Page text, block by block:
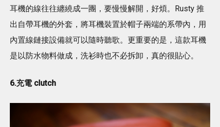
耳機的線往往纏繞成一團，要慢慢解開，好煩。Rusty 推
出自帶耳機的外套，將耳機裝置於帽子兩端的系帶內，用
內置線鏈接設備就可以隨時聽歌。更重要的是，這款耳機
是以防水物料做成，洗衫時也不必拆卸，真的很貼心。
6.充電 clutch